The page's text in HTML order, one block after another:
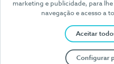
marketing e publicidade, para
navegação e acesso a
Aceitar
Configurar